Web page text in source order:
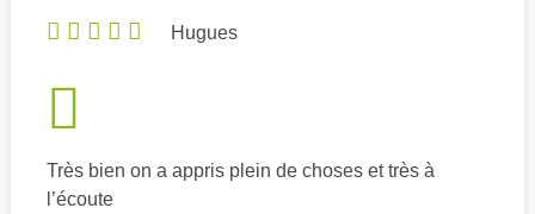
Hugues
Très bien on a appris plein de choses et très à
l’écoute